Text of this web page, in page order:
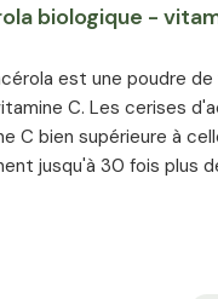
biologique -
est une poudre
C. Les cerises
C bien supérieure à
jusqu'à 30 fois plus